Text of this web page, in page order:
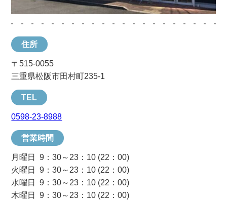
住所
〒515-0055
三重県松阪市田村町235-1
TEL
0598-23-8988
営業時間
月曜日 9：30～23：10 (22：00)
火曜日 9：30～23：10 (22：00)
水曜日 9：30～23：10 (22：00)
木曜日 9：30～23：10 (22：00)